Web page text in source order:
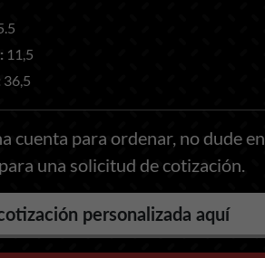
11,5
36,5
cuenta para ordenar, no dude en
una solicitud de cotización.
personalizada aquí